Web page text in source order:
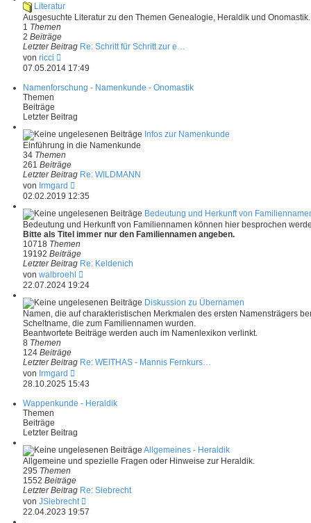
a
g
s
r
e
i
t
r
Literatur
Ausgesuchte Literatur zu den Themen Genealogie, Heraldik und Onomastik.
1 Themen
2 Beiträge
Letzter Beitrag Re: Schritt für Schritt zur e…
von ricci
e
e
e
B
e
i
t
r
a
g
07.05.2014 17:49
Namenforschung - Namenkunde - Onomastik
Themen
Beiträge
Letzter Beitrag
Infos zur Namenkunde
Einführung in die Namenkunde
34 Themen
261 Beiträge
Letzter Beitrag Re: WILDMANN
von Irmgard
e
e
s
e
r
B
e
i
t
r
a
g
02.02.2019 12:35
Bedeutung und Herkunft von
Bedeutung und Herkunft von Familiennamen können hier besprochen
Bitte als Titel immer nur den Familiennamen angeben.
10718 Themen
19192 Beiträge
Letzter Beitrag Re: Keldenich
von walbroehl
e
e
s
t
e
e
t
r
a
g
22.07.2024 19:24
Diskussion zu Übernamen
Namen, die auf charakteristischen Merkmalen des ersten Namensträgers
Scheltname, die zum Familiennamen wurden.
Beantwortete Beiträge werden auch im Namenlexikon verlinkt.
8 Themen
124 Beiträge
Letzter Beitrag Re: WEITHAS - Mannis Fernkurs…
von Irmgard
e
e
e
r
B
e
t
r
a
g
28.10.2025 15:43
Wappenkunde - Heraldik
Themen
Beiträge
Letzter Beitrag
Allgemeines - Heraldik
Allgemeine und spezielle Fragen oder Hinweise zur Heraldik.
295 Themen
1552 Beiträge
Letzter Beitrag Re: Siebrecht
von JSiebrecht
e
22.04.2023 19:57